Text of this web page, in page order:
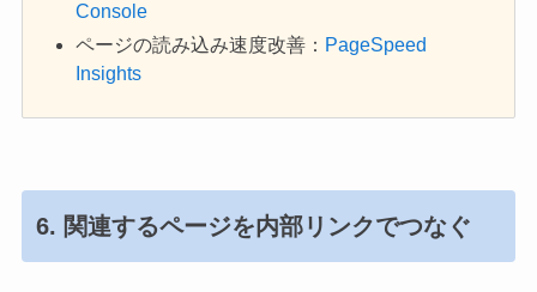
Console
ページの読み込み速度改善： PageSpeed
Insights
6. 関連するページを内部リンクでつなぐ